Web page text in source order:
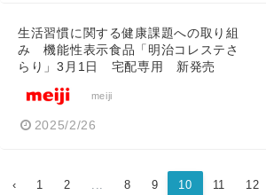
生活習慣に関する健康課題への取り組
み 機能性表示食品「明治コレステさ
らり」3月1日 宅配専用 新発売
meiji
2025/2/26
‹ 1 2 ... 8 9 10 11 12